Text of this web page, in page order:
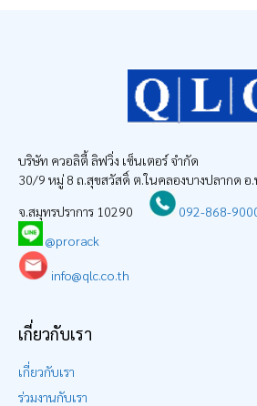
บริษัท ควอลิตี้ ลิฟวิ่ง เซ็นเตอร์ จำกัด
30/9 หมู่ 8 ถ.สุขสวัสดิ์ ต.ในคลองบางปลากด อ
จ.สมุทรปราการ 10290
092-868-
@prorack
info@qlc.co.th
เกี่ยวกับเรา
เกี่ยวกับเรา
ร่วมงานกับเรา